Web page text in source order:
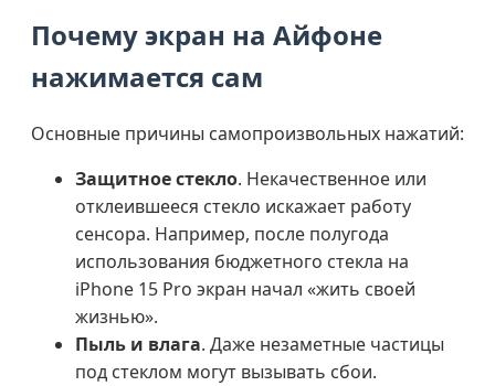
Почему экран на Айфоне
нажимается сам
Основные причины самопроизвольных нажатий:
Защитное стекло. Некачественное или
отклеившееся стекло искажает работу
сенсора. Например, после полугода
использования бюджетного стекла на
iPhone 15 Pro экран начал «жить своей
жизнью».
Пыль и влага. Даже незаметные частицы
под стеклом могут вызывать сбои.